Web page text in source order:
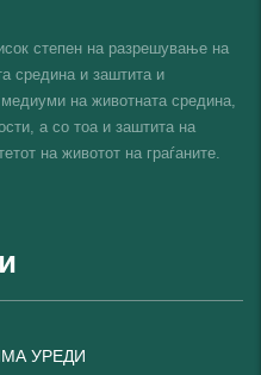
степен на разрешување на
средина и заштита и
на животната средина,
а со тоа и заштита на
на животот на граѓаните.
УРЕДИ